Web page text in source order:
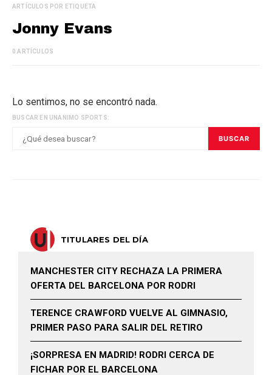
ARTÍCULOS POR ETIQUETA
Jonny Evans
0 ARTÍCULOS
Lo sentimos, no se encontró nada.
BUSCAR EN UNANIMO SPORTS:
BUSCAR
TITULARES DEL DÍA
MANCHESTER CITY RECHAZA LA PRIMERA
OFERTA DEL BARCELONA POR RODRI
TERENCE CRAWFORD VUELVE AL GIMNASIO,
PRIMER PASO PARA SALIR DEL RETIRO
¡SORPRESA EN MADRID! RODRI CERCA DE
FICHAR POR EL BARCELONA